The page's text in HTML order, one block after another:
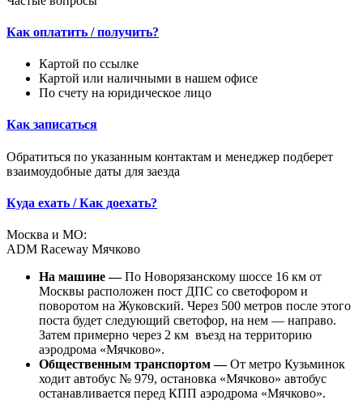
Как оплатить / получить?
Картой по ссылке
Картой или наличными в нашем офисе
По счету на юридическое лицо
Как записаться
Обратиться по указанным контактам и менеджер подберет
взаимоудобные даты для заезда
Куда ехать / Как доехать?
Москва и МО:
ADM Raceway Мячково
На машине —По Новорязанскому шоссе 16 км от
Москвы расположен пост ДПС со светофором и
поворотом на Жуковский. Через 500 метров после этого
поста будет следующий светофор, на нем — направо.
Затем примерно через 2 км въезд на территорию
аэродрома «Мячково».
Общественным транспортом —От метро Кузьминок
ходит автобус № 979, остановка «Мячково» автобус
останавливается перед КПП аэродрома «Мячково».